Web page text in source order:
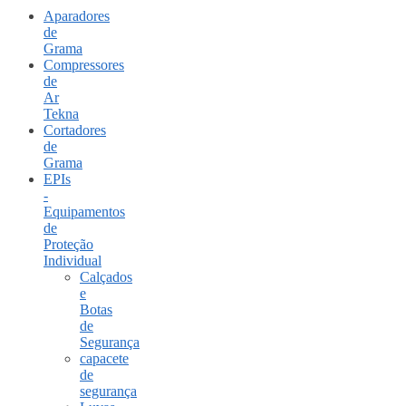
Aparadores
de
Grama
Compressores
de
Ar
Tekna
Cortadores
de
Grama
EPIs
-
Equipamentos
de
Proteção
Individual
Calçados
e
Botas
de
Segurança
capacete
de
segurança